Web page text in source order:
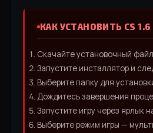
КАК УСТАНОВИТЬ CS 1.6
Скачайте установочный файл
Запустите инсталлятор и
Выберите папку для
Дождитесь завершения
Запустите игру через ярлык
Выберите режим игры —